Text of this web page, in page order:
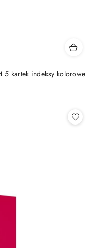
5 kartek indeksy kolorowe